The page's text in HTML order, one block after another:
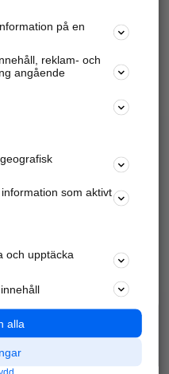
företagsinfo mm.
företaget
och annonsera mot
nära dig.
sökningar
på en
reklam- och
angående
som aktivt
och upptäcka
alla